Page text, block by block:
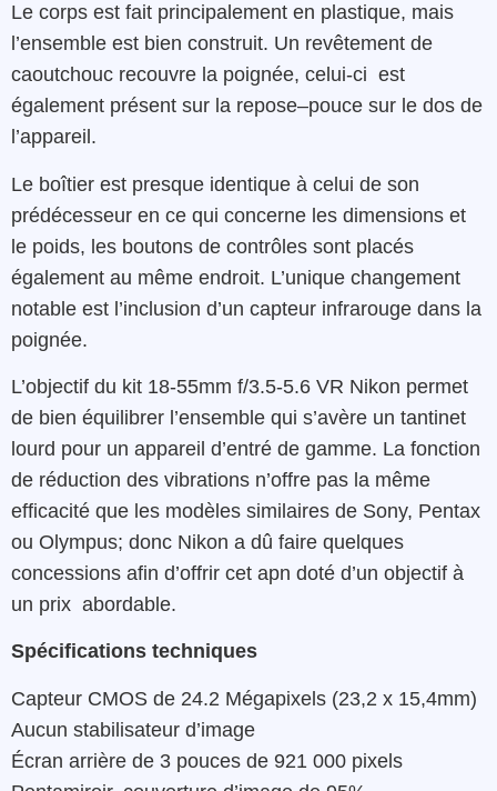
Le corps est fait principalement en plastique, mais
l’ensemble est bien construit. Un revêtement de
caoutchouc recouvre la poignée, celui-ci est
également présent sur la repose–pouce sur le dos de
l’appareil .
Le boîtier est presque identique à celui de son
prédécesseur en ce qui concerne les dimensions et
le poids, les boutons de contrôles sont placés
également au même endroit. L’unique changement
notable est l’inclusion d’un capteur infrarouge dans la
poignée.
L’objectif du kit 18-55mm f/3.5-5.6 VR Nikon permet
de bien équilibrer l’ensemble qui s’avère un tantinet
lourd pour un appareil d’entré de gamme. La fonction
de réduction des vibrations n’offre pas la même
efficacité que les modèles similaires de Sony, Pentax
ou Olympus; donc Nikon a dû faire quelques
concessions afin d’offrir cet apn doté d’un objectif à
un prix abordable.
Spécifications techniques
Capteur CMOS de 24.2 Mégapixels (23,2 x 15,4mm)
Aucun stabilisateur d’image
Écran arrière de 3 pouces de 921 000 pixels